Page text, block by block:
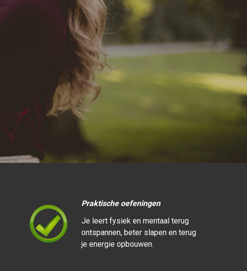
Praktische oefeningen
Je leert fysiek en mentaal terug
ontspannen, beter slapen en terug
je energie opbouwen.